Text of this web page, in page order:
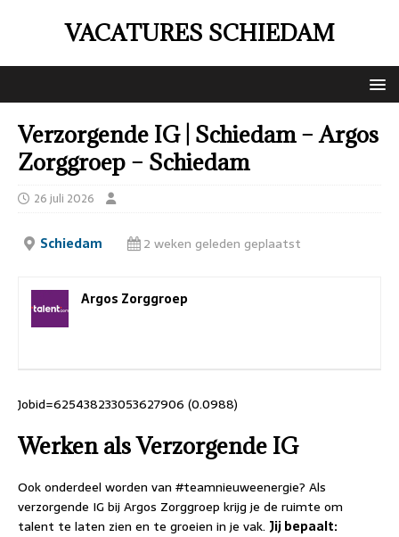
VACATURES SCHIEDAM
Verzorgende IG | Schiedam – Argos
Zorggroep – Schiedam
26 juli 2026
Schiedam 2 weken geleden geplaatst
Argos Zorggroep
Jobid=625438233053627906 (0.0988)
Werken als Verzorgende IG
Ook onderdeel worden van #teamnieuweenergie? Als
verzorgende IG bij Argos Zorggroep krijg je de ruimte om
talent te laten zien en te groeien in je vak. Jij bepaalt: